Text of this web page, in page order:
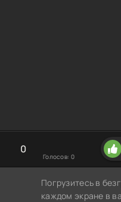
0
Голосов: 0
Погрузитесь в
каждом экране в